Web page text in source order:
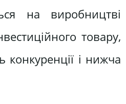
на виробництві
товару,
і нижча